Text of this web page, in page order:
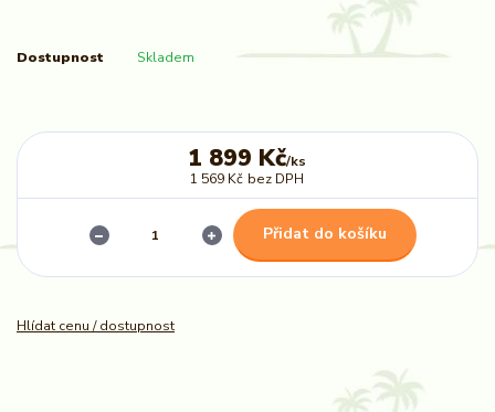
Dostupnost Skladem
1 899 Kč/ks
1 569 Kč bez DPH
Přidat do košíku
Hlídat cenu / dostupnost